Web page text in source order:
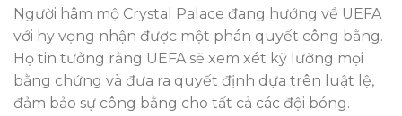
Người hâm mộ Crystal Palace đang hướng về UEFA
với hy vọng nhận được một phán quyết công bằng.
Họ tin tưởng rằng UEFA sẽ xem xét kỹ lưỡng mọi
bằng chứng và đưa ra quyết định dựa trên luật lệ,
đảm bảo sự công bằng cho tất cả các đội bóng.